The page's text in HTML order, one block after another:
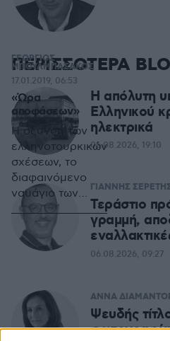
ΠΕΡΙΣΣΟΤΕΡΑ
Η απόλυτη
Ελληνικού
ηλεκτρικά
06.08.2026, 19:10
ΓΙΑΝΝΗΣ
Τεράστιο
γραμμή,
06.08.2026, 09:27
ΑΝΝΑ
Ψευδής
ΓΕΩΡΓΙΟΣ
ΜΠΟΥΛΜΠΑΣΑΚΟΣ
«Ώρα
αποφάσεων»
Η όξυνση των
ελληνοτουρκικών
σχέσεων, το
διαφαινόμενο
ναυάγιο των
διαδικασιών για
το Κυπριακό, το
απρόβλεπτο της
Συριακής κρίσης,
επιβαρυμένου
ευρωπαϊκού
πολιτικού
κλίματος,
17.01.2019, 06:53